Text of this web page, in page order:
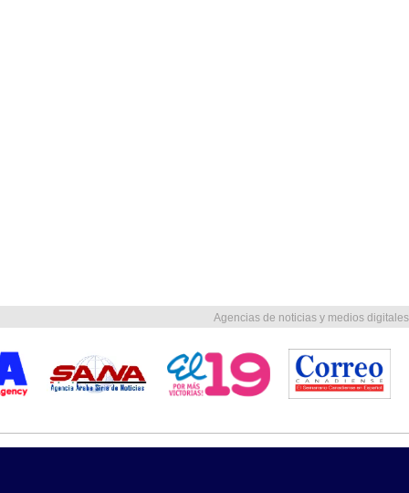
Agencias de noticias y medios digitales